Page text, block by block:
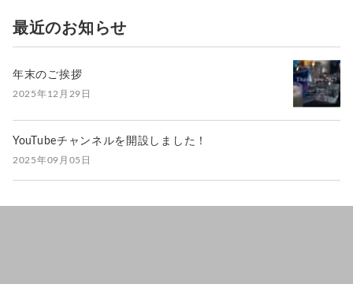
最近のお知らせ
年末のご挨拶
2025年12月29日
YouTubeチャンネルを開設しました！
2025年09月05日